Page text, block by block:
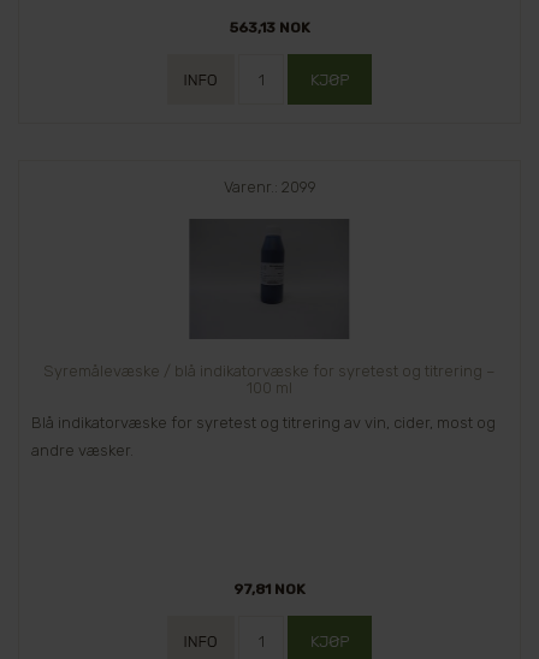
563,13 NOK
Varenr.: 2099
Syremålevæske / blå indikatorvæske for syretest og titrering –
100 ml
Blå indikatorvæske for syretest og titrering av vin, cider, most og
andre væsker.
97,81 NOK